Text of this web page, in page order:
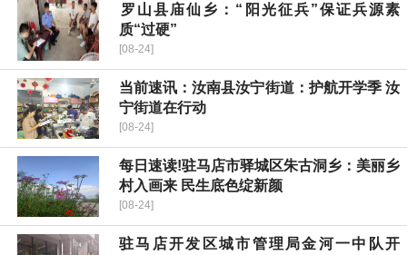
​罗山县庙仙乡：“阳光征兵”保证兵源素
质“过硬”
[08-24]
当前速讯：汝南县汝宁街道：护航开学季 汝
宁街道在行动
[08-24]
每日速读!驻马店市驿城区朱古洞乡：美丽乡
村入画来 民生底色绽新颜
[08-24]
驻马店开发区城市管理局金河一中队开